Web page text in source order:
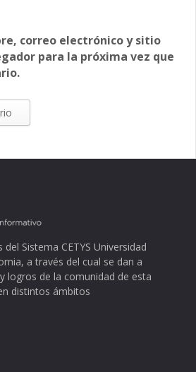
correo electrónico y sitio
para la próxima vez que
Sistema CETYS Universidad
a través del cual se dan a
logros de la comunidad de esta
distintos ámbitos